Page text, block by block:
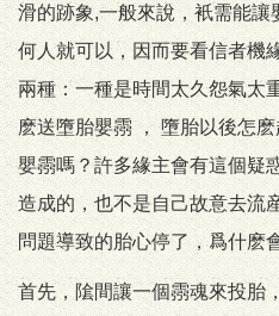
滑的跡象,一般來說，衹需能
何人就可以，因而要看信者機
兩種：一種是時間太久怨氣太
麽送墮胎嬰霛 ， 墮胎以後怎
嬰霛嗎？許多緣主會有這個疑
造成的，也不是自己故意去流
問題導致的胎心停了，爲什麽
首先，隂間讓一個霛魂來投胎